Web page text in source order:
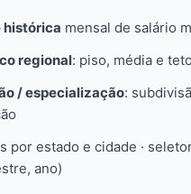
histórica mensal de salário
regional: piso, média e
/ especialização:
por estado e cidade ·
ano)